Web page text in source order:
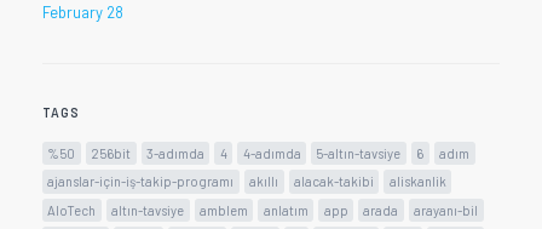
February 28
TAGS
%50 256bit 3-adımda 4 4-adımda 5-altın-tavsiye 6
adım
ajanslar-için-iş-takip-programı
akıllı alacak-takibi
aliskanlik
AloTech
altın-tavsiye amblem anlatım app arada
arayanı-bil